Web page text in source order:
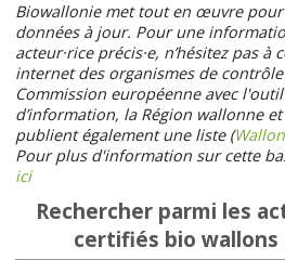
contenu
principal
Biowallonie met tout en œuvre
données à jour. Pour une
acteur·rice précis·e, n’hésitez pas à
internet des organismes de
Commission européenne avec l'outil
d’information, la Région wallonne
publient également une liste (
Pour plus d'information sur cette
ici
Rechercher parmi les
certifiés bio